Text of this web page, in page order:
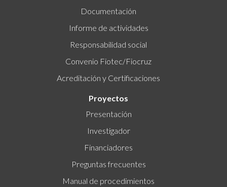
Documentación
Informe de actividades
Responsabilidad social
Convenio Fiotec/Fiocruz
Acreditación y Certificaciones
Proyectos
Presentación
Investigador
Financiadores
Preguntas frecuentes
Manual de procedimientos